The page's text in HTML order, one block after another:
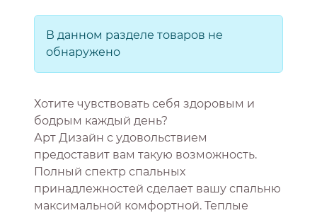
В данном разделе товаров не
обнаружено
Хотите чувствовать себя здоровым и
бодрым каждый день?
Арт Дизайн с удовольствием
предоставит вам такую возможность.
Полный спектр спальных
принадлежностей сделает вашу спальню
максимальной комфортной. Теплые